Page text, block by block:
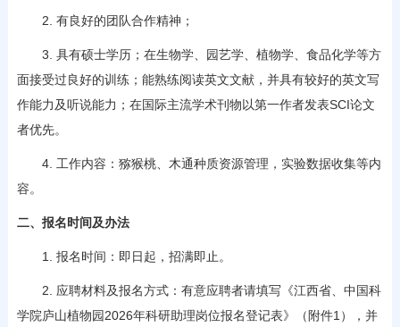
2. 有良好的团队合作精神；
3. 具有硕士学历；在生物学、园艺学、植物学、食品化学等方
面接受过良好的训练；能熟练阅读英文文献，并具有较好的英文写
作能力及听说能力；在国际主流学术刊物以第一作者发表SCI论文
者优先。
4. 工作内容：猕猴桃、木通种质资源管理，实验数据收集等内
容。
二、报名时间及办法
1. 报名时间：即日起，招满即止。
2. 应聘材料及报名方式：有意应聘者请填写《江西省、中国科
学院庐山植物园2026年科研助理岗位报名登记表》（附件1），并